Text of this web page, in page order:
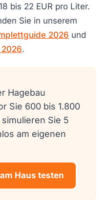
bis 22 EUR pro Liter.
Sie in unserem
2026 und
.
Hagebau
Sie 600 bis 1.800
Sie 5
am eigenen
Haus testen